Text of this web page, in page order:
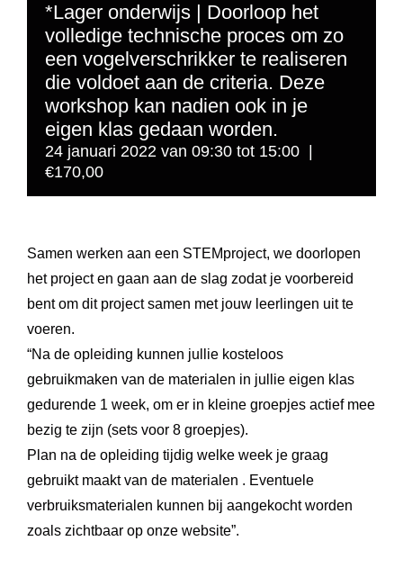
*Lager onderwijs | Doorloop het
volledige technische proces om zo
een vogelverschrikker te realiseren
die voldoet aan de criteria. Deze
workshop kan nadien ook in je
eigen klas gedaan worden.
24 januari 2022 van 09:30 tot 15:00
€170,00
Samen werken aan een STEMproject, we doorlopen
het project en gaan aan de slag zodat je voorbereid
bent om dit project samen met jouw leerlingen uit te
voeren.
“Na de opleiding kunnen jullie kosteloos
gebruikmaken van de materialen in jullie eigen klas
gedurende 1 week, om er in kleine groepjes actief mee
bezig te zijn (sets voor 8 groepjes).
Plan na de opleiding tijdig welke week je graag
gebruikt maakt van de materialen . Eventuele
verbruiksmaterialen kunnen bij aangekocht worden
zoals zichtbaar op onze website”.